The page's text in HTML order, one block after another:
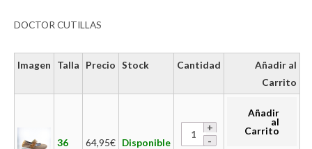
DOCTOR CUTILLAS
Imagen Talla Precio Stock Cantidad
Añadir al
Carrito
36 64,95€ Disponible
Añadir
al
Carrito